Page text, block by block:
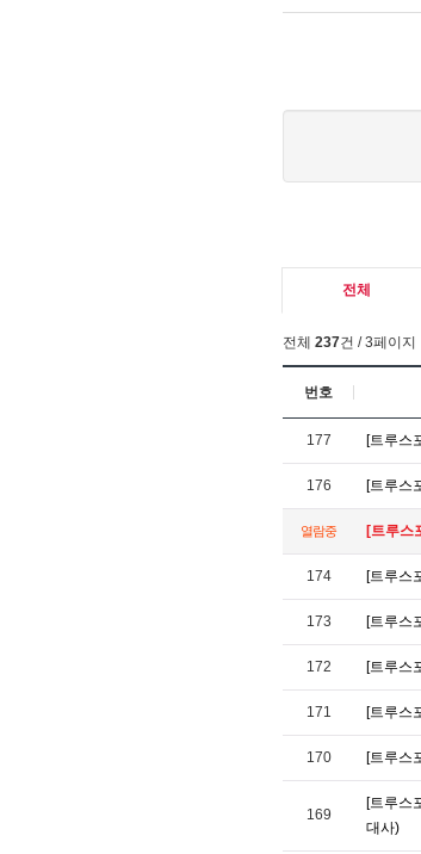
전체
전체 237건 / 3페이지
번호
177 [트루스
176 [트루스
열람중 [트루스
174 [트루스
173 [트루스
172 [트루스
171 [트루스
170 [트루스
169
[트루스
대사)